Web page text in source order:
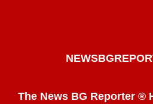
The News BG Reporter ®